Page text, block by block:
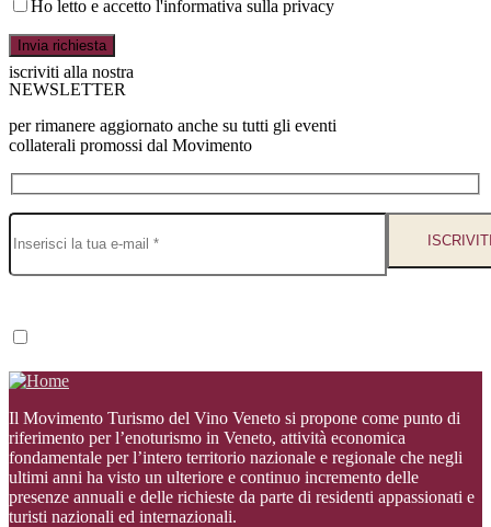
Ho letto e accetto l'informativa sulla privacy
iscriviti alla nostra
NEWSLETTER
per rimanere aggiornato anche su tutti gli eventi
collaterali promossi dal Movimento
Il Movimento Turismo del Vino Veneto si propone come punto di
riferimento per l’enoturismo in Veneto, attività economica
fondamentale per l’intero territorio nazionale e regionale che negli
ultimi anni ha visto un ulteriore e continuo incremento delle
presenze annuali e delle richieste da parte di residenti appassionati e
turisti nazionali ed internazionali.